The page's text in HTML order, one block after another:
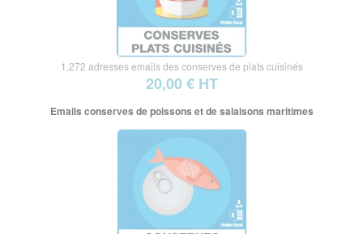
1.272 adresses emails des conserves de plats cuisinés
20,00 € HT
Emails conserves de poissons et de salaisons maritimes